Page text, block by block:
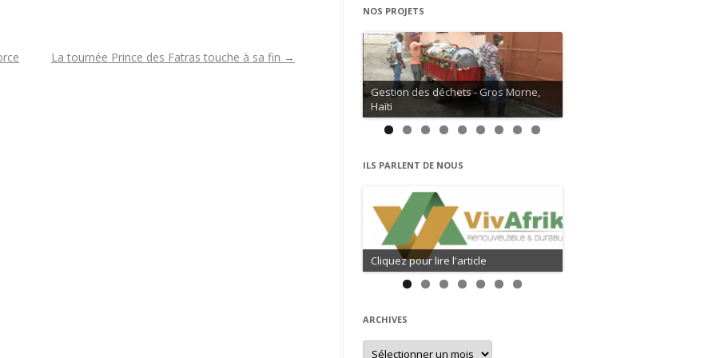
La tournée Prince des Fatras touche à sa fin →
NOS PROJETS
Gestion des déchets - Gros Morne,
Haïti
Gestion de l'eau - David, Haïti
ILS PARLENT DE NOUS
Cliquez pour lire l'article
Cliquez pour lire l'article
ARCHIVES
Archives